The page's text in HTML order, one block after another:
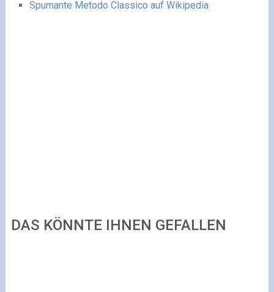
Spumante Metodo Classico auf Wikipedia
DAS KÖNNTE IHNEN GEFALLEN